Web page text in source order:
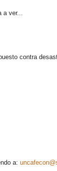
a ver...
contra
a: